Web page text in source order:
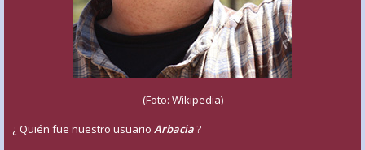
(Foto: Wikipedia)
¿ Quién fue nuestro usuario Arbacia?